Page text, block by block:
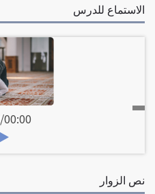
الاستماع للدرس
/00:00
نص الزوار